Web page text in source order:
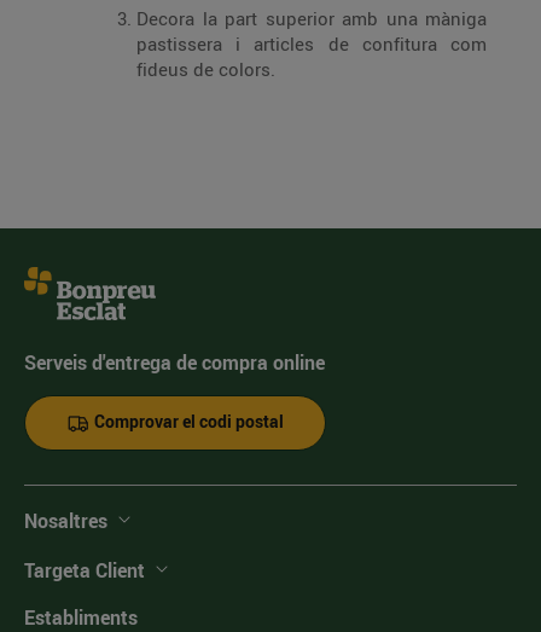
Decora la part superior amb una màniga
pastissera i articles de confitura com
fideus de colors.
Serveis d'entrega de compra online
Comprovar el codi postal
Nosaltres
Targeta Client
Establiments